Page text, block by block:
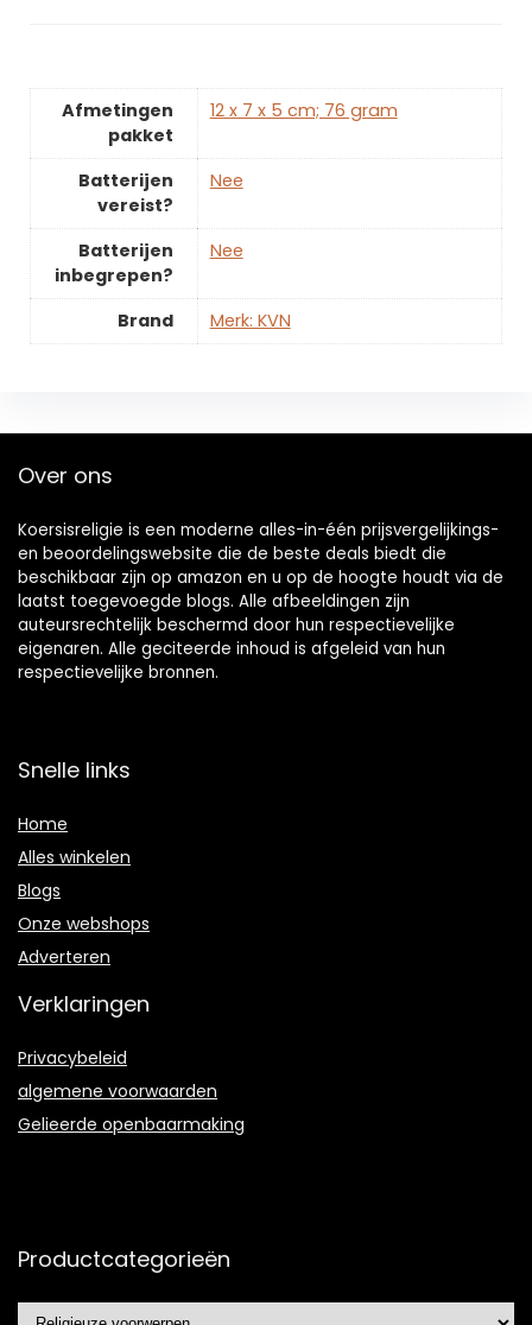
Afmetingen
pakket
‎12 x 7 x 5 cm; 76 gram
Batterijen
vereist?
‎Nee
Batterijen
inbegrepen?
‎Nee
Brand Merk: KVN
Over ons
Koersisreligie is een moderne alles-in-één prijsvergelijkings-
en beoordelingswebsite die de beste deals biedt die
beschikbaar zijn op amazon en u op de hoogte houdt via de
laatst toegevoegde blogs. Alle afbeeldingen zijn
auteursrechtelijk beschermd door hun respectievelijke
eigenaren. Alle geciteerde inhoud is afgeleid van hun
respectievelijke bronnen.
Snelle links
Home
Alles winkelen
Blogs
Onze webshops
Adverteren
Verklaringen
Privacybeleid
algemene voorwaarden
Gelieerde openbaarmaking
Productcategorieën